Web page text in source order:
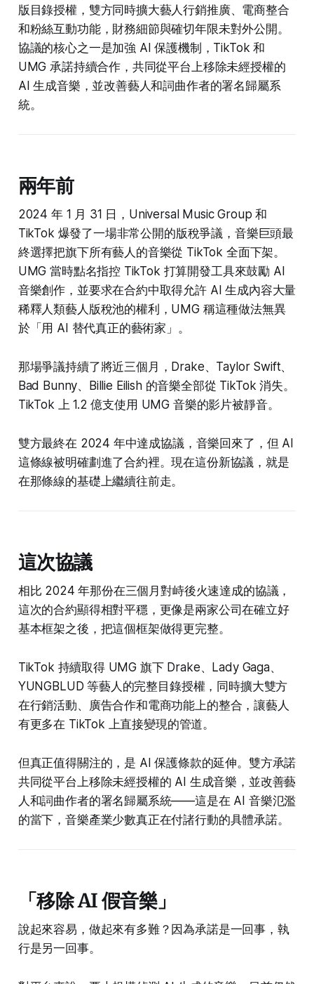
版目錄授權，雙方同時擴大藝人行銷推廣、電商整合
和粉絲互動功能，財務細節與確切年限未對外公開。
協議的核心之一是加強 AI 保護機制，TikTok 和
UMG 承諾持續合作，共同從平台上移除未經授權的
AI 生成音樂，並改善藝人和詞曲作者的署名歸屬系
統。
兩年前
2024 年 1 月 31 日，Universal Music Group 和
TikTok 爆發了一場非常公開的版稅爭議，音樂巨頭最
終選擇把旗下所有藝人的音樂從 TikTok 全面下架。
UMG 當時點名指控 TikTok 打算開發工具來鼓勵 AI
音樂創作，並要求在合約中取得允許 AI 生成內容大量
稀釋人類藝人版稅池的權利，UMG 稱這種做法無異
於「用 AI 替代真正的藝術家」。
那場爭議持續了將近三個月，Drake、Taylor Swift、
Bad Bunny、Billie Eilish 的音樂全部從 TikTok 消失。
TikTok 上 1.2 億支使用 UMG 音樂的影片被靜音。
雙方最終在 2024 年中達成協議，音樂回來了，但 AI
這條線被明確劃進了合約裡。現在這份新協議，就是
在那條線的基礎上繼續往前走。
這次協議
相比 2024 年那份在三個月對峙後火速達成的協議，
這次的合約顯得相對平穩，更像是兩家公司在確立好
基本框架之後，把這個框架做得更完整。
TikTok 持續取得 UMG 旗下 Drake、Lady Gaga、
YUNGBLUD 等藝人的完整目錄授權，同時擴大雙方
在行銷活動、廣告合作和電商功能上的整合，讓藝人
有更多在 TikTok 上直接變現的管道。
但真正值得關注的，是 AI 保護條款的延伸。雙方承諾
共同從平台上移除未經授權的 AI 生成音樂，並改善藝
人和詞曲作者的署名歸屬系統——這是在 AI 音樂氾濫
的當下，音樂產業少數真正在付諸行動的具體承諾。
「移除 AI 假音樂」
說起來容易，做起來有多難？因為承諾是一回事，執
行是另一回事。